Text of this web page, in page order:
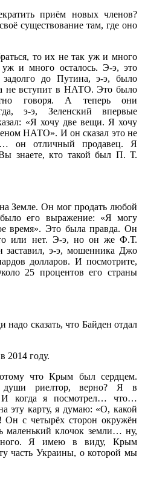
приём новых членов?
существование там, где оно
то их не так уж и много
и много осталось. Э-э, это
до Путина, э-э, было
не вступит в НАТО. Это было
говоря. А теперь они
э-э, Зеленский впервые
«Я хочу две вещи. Я хочу
НАТО». И он сказал это не
он отличный продавец. Я
знаете, кто такой был П. Т.
Земле. Он мог продать любой
его выражение: «Я могу
время». Это была правда. Он
или нет. Э-э, но он же Ф.Т.
э-э, мошенника Джо
долларов. И посмотрите,
25 процентов его страны
сказать, что Байден отдал
2014 году.
что Крым был сердцем.
риелтор, верно? Я в
И когда я посмотрел… что…
эту карту, я думаю: «О, какой
с четырёх сторон окружён
маленький клочок земли… ну,
Я имею в виду, Крым
часть Украины, о которой мы